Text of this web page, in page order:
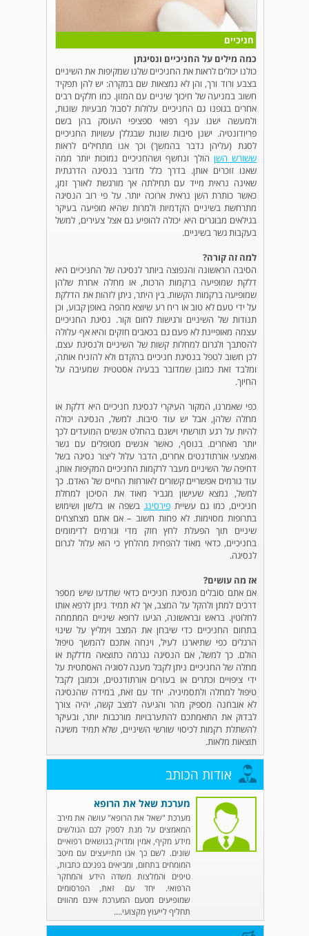
חניכיים
כמה מילים על החניכיים ונסיגתן
כולנו יכולים לראות את החניכיים שלנו שמקיפות את השיניים
בצבע ורוד ורך, והן לא נמצאות שם במקרה: יש להן תפקיד
חשוב במניעה של חיכוך שיניים עם המזון. כמו חלקים רבים
אחרים בגופנו גם החניכיים עלולות לסבול מבעיות שונות,
ולמעשה ישנו ענף רפואי ספציפי העוסק בהן בשם
פריודונטיה. ישנן סיבות שונות שבגללן עשויות החניכיים
לסגת (עליהן נדבר בהמשך) וכך אנו מתחילים לראות
ששורש השן הולך ונחשף ושהחניכיים נמוכות יותר ממה
שאנו זוכרים אותן. בדרך כלל מדובר בנסיגה הדרגתית
שאינה נראית מייד עם תחילתה אך מורגשת לאורך זמן,
כאשר כותרת השן נראית ארוכה יותר. על פי רוב הנסיגה
מתרחשת בשיניים הקדמיות ולמרות שהיא מופיעה בעיקר
בגילאים מבוגרים היא יכולה להופיע גם אצל צעירים, למשל
בעקבות גשר בשיניים.
למה זה קורה?
הסיבה הראשונה והנפוצה ביותר לנסיגה של החניכיים היא
דלקת שמופיעה ברקמות הרכות, או מחלה אחרת שלהן
שמופיעה ברקמות הקשות. בין היתר, ניתן לזהות את הדלקת
על ידי טעם לא טוב או ריח רע שיוצא מהפה באופן קבוע, וכן
תנודות של השיניים ורגישות לחום וקור. נסיגת החניכיים
עצמה מאופיינת לא פעם גם בכאבים חזקים והיא אף עלולה
להסתבך ולגרום למחלות קשות של השיניים ולנסיגת עצם.
לכן חשוב לטפל בנסיגת חניכיים בהקדם ולא להזניח אותה,
ומלבד זאת כמובן שמדובר בבעיה אסטטית שמעיבה על
החיוך.
כפי שאמרנו, המקור העיקרי לנסיגת חניכיים היא דלקת או
מחלה שלהן, אבל יש עוד סיבות. למשל, הנסיגה יכולה
להיות על רגע תורשתי וישנם בהחלט אנשים המועדים לכך
יותר מאחרים. בנוסף, כאשר אנשים מטופלים עם גשר
ואמצעי אורתודנטים אחרים, הדבר עלול ליצור נסיגה בשל
דחיפה של השיניים מעבר לרקמות החניכיים המקיפות אותן.
עוד גורמים אפשריים קשורים לאורחות החיים של האדם. כך
למשל, נמצא שעישון מגביר מאוד את הסיכון למחלת
חניכיים, כמו גם עשייתפירסינג בשפה או בלשון ושימוש
בתרופות מסוימות. לא פחות חשוב – אם אתם מצחצחים
שיניים תוך הפעלת לחץ חזק מדי וגורמים לדימומים
בחניכיים, כדאי מאוד להפחית מהלחץ כי הוא עלול לגרום
לנסיגה.
אז מה עושים?
אם אתם סובלים מנסיגת חניכיים כדאי שתדעו שיש מספר
דרכים למתן ולהקל על המצב, אך לא תמיד ניתן לרפא אותו
לחלוטין. בראש ובראשונה, הגיעו לרופא שיניים המתמחה
בתחום החניכיים כדי שיבחן את המצב וימליץ על שינוי
הרגלים כפי שתיארנו לעיל, וינחה אתכם להמשך טיפול
הולם. כך למשל, אם הנסיגה נגרמה כתוצאה מדלקת או
מחלה של החניכיים ניתן לקבל מענה לסוגיה האסתטית על
ידי ציפויים וכתרים או בעזרים אורתודנטים, וכמובן לקבל
טיפול למחלה ולתסמיניה. יחד עם זאת, במידה שהנסיגה
לא אובחנה מספיק מהר והגיעה למצב קשה, יהיה צורך
לבדוק את התאמתכם להתערבויות מורכבות יותר, ובעיקר
להשתלת רקמות לכיסוי שורשי השיניים, שלא תמיד משיגה
תוצאות מלאות.
אודות הכותב
מערכת שאל את הרופא
מערכת "שאל את הרופא" עושה את מירב
המאמצים על מנת לספק לכם הגולשים
מידע מקיף, אמין ומדויק בנושאים רפואיים
שונים. לשם כך אנו מתייעצים עם מיטב
המומחים בתחום, ומביאים בפניכם כתבות,
טיפים והמלצות משדה הידע והמחקר
הרפואי. יחד עם זאת, הפרסומים
שמופיעים מטעם המערכת אינם מהווים
תחליף לייעוץ מקצועי....